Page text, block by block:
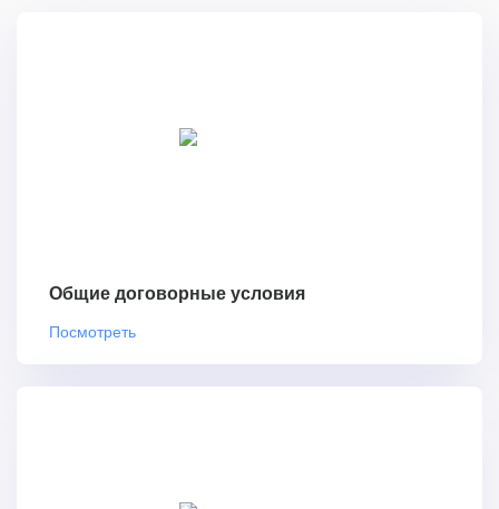
Общие договорные условия
Посмотреть